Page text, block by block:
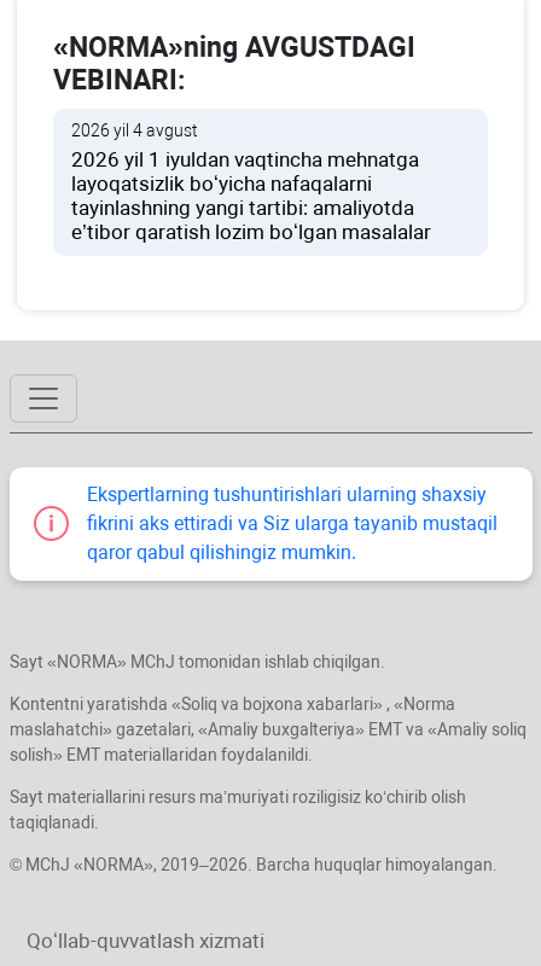
«NORMA»ning AVGUSTDAGI
VEBINARI:
2026 yil 4 avgust
2026 yil 1 iyuldan vaqtincha mehnatga
layoqatsizlik boʻyicha nafaqalarni
tayinlashning yangi tartibi: amaliyotda
e’tibor qaratish lozim boʻlgan masalalar
Ekspertlarning tushuntirishlari ularning shaхsiy
fikrini aks ettiradi va Siz ularga tayanib mustaqil
qaror qabul qilishingiz mumkin.
Sayt «NORMA» MChJ tomonidan ishlab chiqilgan.
Kontentni yaratishda «Soliq va bojхona хabarlari» , «Norma
maslahatchi» gazetalari, «Amaliy buхgalteriya» EMT va «Amaliy soliq
solish» EMT materiallaridan foydalanildi.
Sayt materiallarini resurs ma’muriyati roziligisiz koʻchirib olish
taqiqlanadi.
© MChJ «NORMA», 2019–2026. Barcha huquqlar himoyalangan.
Qoʻllab-quvvatlash хizmati